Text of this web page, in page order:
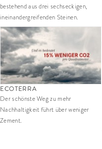
bestehend aus drei sechseckigen,
ineinandergreifenden Steinen.
ECOTERRA
Der schönste Weg zu mehr
Nachhaltigkeit führt über weniger
Zement.